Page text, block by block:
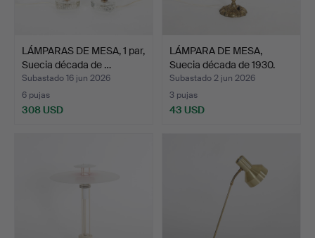
LÁMPARAS DE MESA, 1 par,
Suecia década de …
Subastado 16 jun 2026
6 pujas
308 USD
LÁMPARA DE MESA,
Suecia década de 1930.
Subastado 2 jun 2026
3 pujas
43 USD